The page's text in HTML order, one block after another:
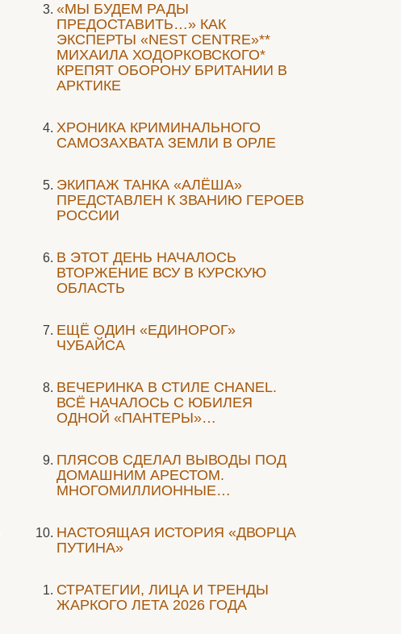
«МЫ БУДЕМ РАДЫ
ПРЕДОСТАВИТЬ…» КАК
ЭКСПЕРТЫ «NEST CENTRE»**
МИХАИЛА ХОДОРКОВСКОГО*
КРЕПЯТ ОБОРОНУ БРИТАНИИ В
АРКТИКЕ
ХРОНИКА КРИМИНАЛЬНОГО
САМОЗАХВАТА ЗЕМЛИ В ОРЛЕ
ЭКИПАЖ ТАНКА «АЛЁША»
ПРЕДСТАВЛЕН К ЗВАНИЮ ГЕРОЕВ
РОССИИ
В ЭТОТ ДЕНЬ НАЧАЛОСЬ
ВТОРЖЕНИЕ ВСУ В КУРСКУЮ
ОБЛАСТЬ
ЕЩЁ ОДИН «ЕДИНОРОГ»
ЧУБАЙСА
ВЕЧЕРИНКА В СТИЛЕ СHANEL.
ВСЁ НАЧАЛОСЬ С ЮБИЛЕЯ
ОДНОЙ «ПАНТЕРЫ»…
ПЛЯСОВ СДЕЛАЛ ВЫВОДЫ ПОД
ДОМАШНИМ АРЕСТОМ.
МНОГОМИЛЛИОННЫЕ…
НАСТОЯЩАЯ ИСТОРИЯ «ДВОРЦА
ПУТИНА»
СТРАТЕГИИ, ЛИЦА И ТРЕНДЫ
ЖАРКОГО ЛЕТА 2026 ГОДА